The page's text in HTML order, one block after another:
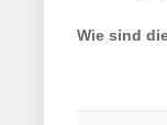
Wie sind